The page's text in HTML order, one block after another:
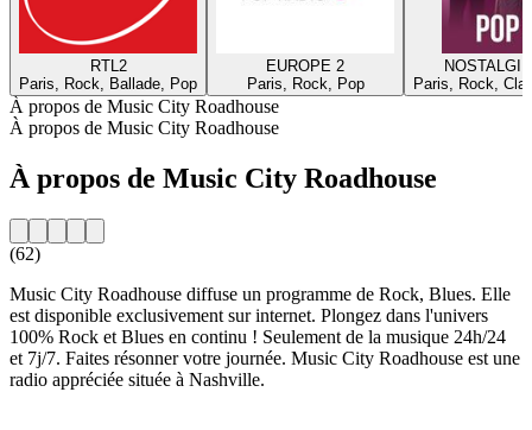
RTL2
Paris, Rock, Ballade, Pop
EUROPE 2
Paris, Rock, Pop
Paris, Rock,
À propos de Music City Roadhouse
À propos de Music City Roadhouse
À propos de Music City Roadhouse
(62)
Music City Roadhouse diffuse un programme de Rock, Blues. Elle
est disponible exclusivement sur internet. Plongez dans l'univers
100% Rock et Blues en continu ! Seulement de la musique 24h/24
et 7j/7. Faites résonner votre journée. Music City Roadhouse est une
radio appréciée située à Nashville.